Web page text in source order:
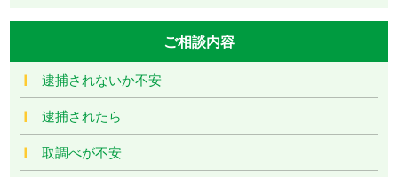
ご相談内容
逮捕されないか不安
逮捕されたら
取調べが不安